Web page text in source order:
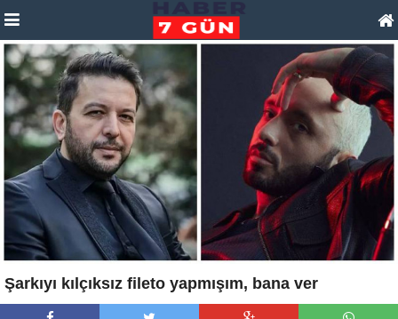
Şarkıyı kılçıksız fileto yapmışım, bana ver